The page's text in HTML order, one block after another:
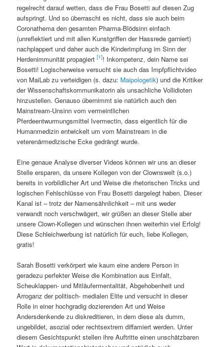
regelrecht darauf wetten, dass die Frau Bosetti auf diesen Zug
aufspringt. Und so überrascht es nicht, dass sie auch beim
Coronathema den gesamten Pharma-Blödsinn einfach
(unreflektiert und mit allen Kunstgriffen der Hassrede garniert)
nachplappert und daher auch die Kinderimpfung im Sinn der
Herdenimmunität propagiert[1]! Inkompetenz, dein Name sei
Bosetti! Logischerweise versucht sie auch das Impfpflichtvideo
von MaiLab zu verteidigen (s. dazu: Maipologetik) und die Kritiker
der Wissenschaftskommunikatorin als unsachliche Vollidioten
hinzustellen. Genauso übernimmt sie natürlich auch den
Mainstream-Unsinn vom vermeintlichen
Pferdeentwurmungsmittel Ivermectin, dass eigentlich für die
Humanmedizin entwickelt um vom Mainstream in die
veterenärmedizische Ecke gedrängt wurde.
Eine genaue Analyse diverser Videos können wir uns an dieser
Stelle ersparen, da unsere Kollegen von der Clownswelt (s.o.)
bereits in vorbildlicher Art und Weise die rhetorischen Tricks und
logischen Fehlschlüsse von Frau Bosetti dargelegt haben. Dieser
Kanal ist – trotz der Namensähnlichkeit – mit uns weder
verwandt noch verschwägert, wir grüßen an dieser Stelle aber
unsere Clown-Kollegen und wünschen ihnen weiterhin viel Erfolg!
Diese Schleichwerbung ist natürlich für euch, liebe Kollegen,
gratis!
Sarah Bosetti verkörpert wie kaum eine andere Person in
geradezu perfekter Weise die Kombination aus Einfalt,
Scheuklappen- und Mitläufermentalität, Abgehobenheit und
Arroganz der politisch- medialen Elite und versucht in dieser
Rolle in einer hochgradig dozierenden Art und Weise
Andersdenkende zu diskreditieren, in dem diese als dumm,
ungebildet, asozial oder rechtsextrem diffamiert werden. Unter
diesem Gesichtspunkt stellen ihre Auftritte einen unschätzbaren